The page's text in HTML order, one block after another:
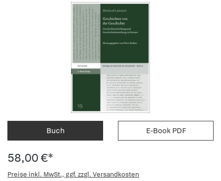
Buch E-Book PDF
58,00 €*
Preise inkl. MwSt., ggf. zzgl. Versandkosten